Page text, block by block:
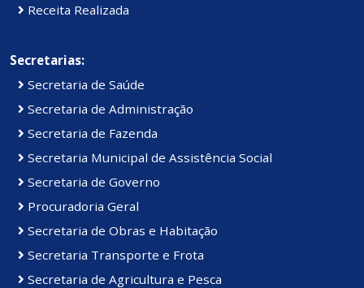
Receita Realizada
Secretarias:
Secretaria de Saúde
Secretaria de Administração
Secretaria de Fazenda
Secretaria Municipal de Assistência Social
Secretaria de Governo
Procuradoria Geral
Secretaria de Obras e Habitação
Secretaria Transporte e Frota
Secretaria de Agricultura e Pesca